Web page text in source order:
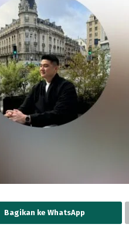
Bagikan ke WhatsApp